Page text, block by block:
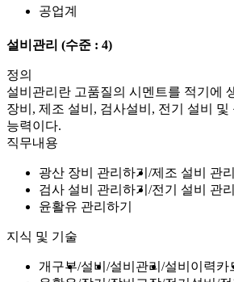
공업계
설비관리 (수준 : 4)
정의
설비관리란 고품질의 시멘트를 적기에
장비, 제조 설비, 검사설비, 전기 설비
능력이다.
직무내용
광산 장비 관리하기
제조 설비 관리
검사 설비 관리하기
전기 설비 관리
윤활유 관리하기
지식 및 기술
개구부 설비 설비관리 설비이력카